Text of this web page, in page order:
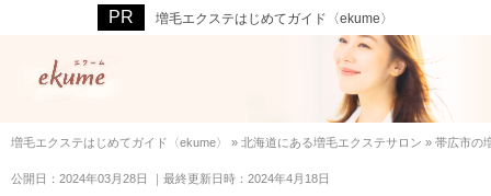
増毛エクステはじめてガイド〈ekume〉
増毛エクステはじめてガイド〈ekume〉 » 北海道にある増毛エクステサロン » 帯広市の
公開日：2024年03月28日 ｜最終更新日時：2024年4月18日